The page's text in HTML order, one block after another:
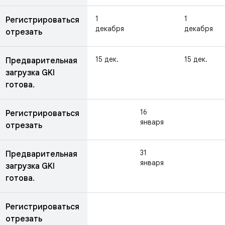
Регистрироваться
отрезать
1
декабря
1
декабря
Предварительная
загрузка GKI
готова.
15 дек. 15 дек.
Регистрироваться
отрезать
16
января
Предварительная
загрузка GKI
готова.
31
января
Регистрироваться
отрезать